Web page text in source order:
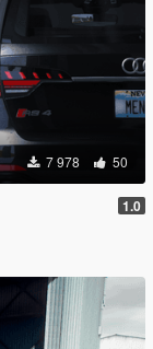
7 978 50
1.0